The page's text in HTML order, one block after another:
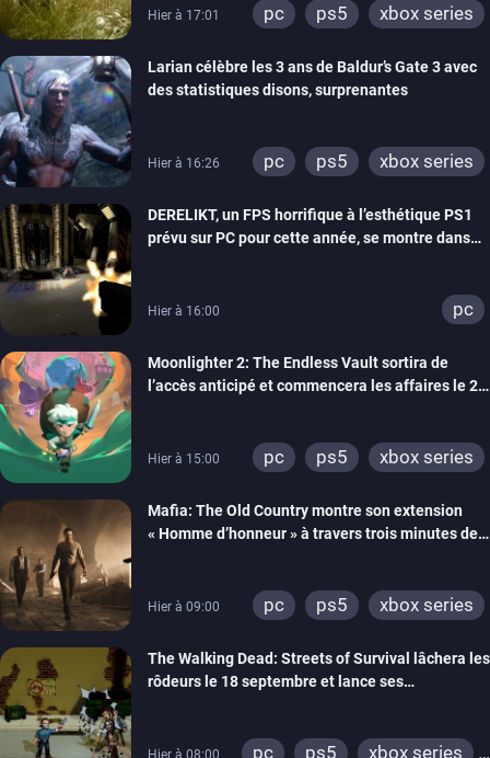
Hier à 17:01 pc ps5 xbox series
Larian célèbre les 3 ans de Baldur’s Gate 3 avec
des statistiques disons, surprenantes
Hier à 16:26 pc ps5 xbox series
DERELIKT, un FPS horrifique à l’esthétique PS1
prévu sur PC pour cette année, se montre dans
Hier à 16:00 pc
Moonlighter 2: The Endless Vault sortira de
l’accès anticipé et commencera les affaires le 2
Hier à 15:00 pc ps5 xbox series
Mafia: The Old Country montre son extension
« Homme d’honneur » à travers trois minutes de
Hier à 09:00 pc ps5 xbox series
The Walking Dead: Streets of Survival lâchera les
rôdeurs le 18 septembre et lance ses
Hier à 08:00 pc ps5
xbox series